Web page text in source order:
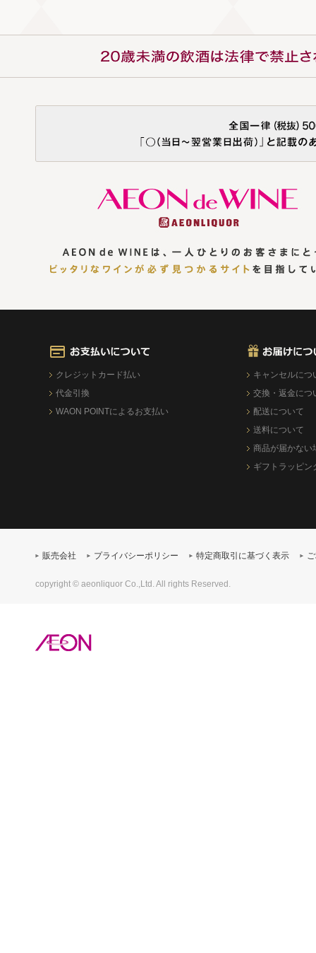
クレジットカード払い
代金引換
WAON POINTによるお支払い
キャンセルにつ
交換・返金につ
配送について
送料について
商品が届かない
ギフトラッピン
販売会社 プライバシーポリシー 特定商取引に基づく表示
copyright © aeonliquor Co.,Ltd. All rights Reserved.